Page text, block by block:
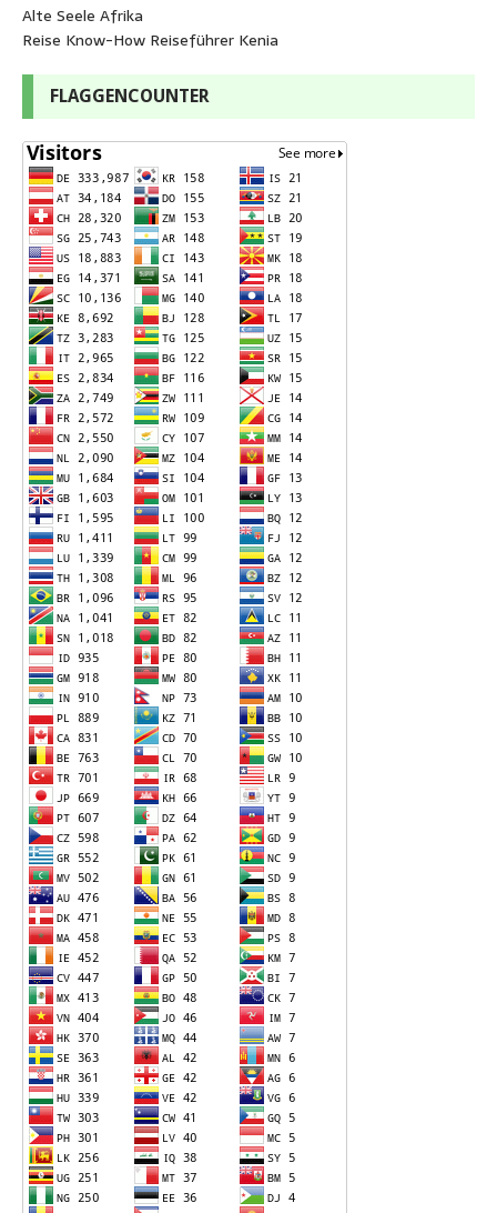
Alte Seele Afrika
Reise Know-How Reiseführer Kenia
FLAGGENCOUNTER